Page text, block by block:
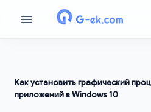
Как установить графический
приложений в Windows 10